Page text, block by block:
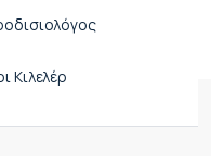
Κιλελέρ